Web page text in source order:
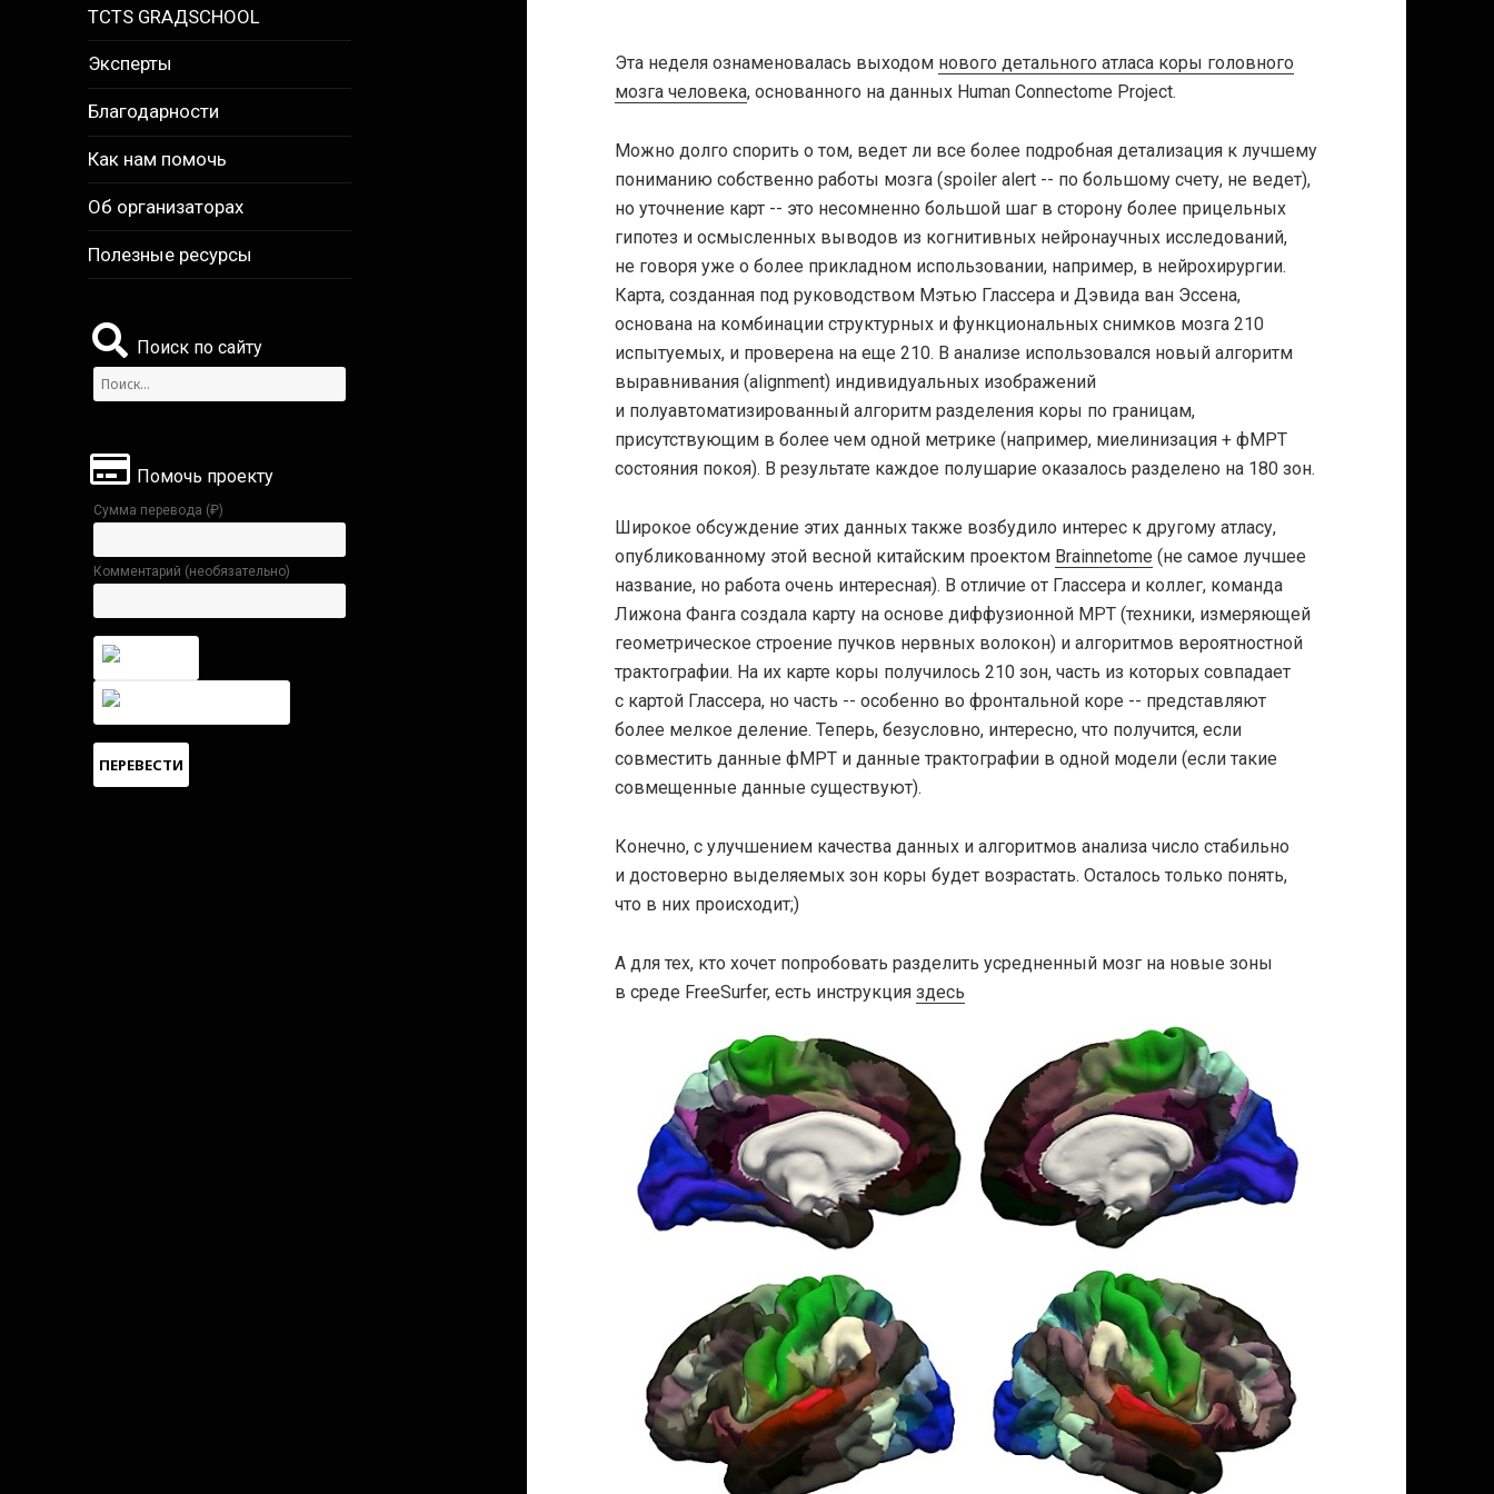
TCTS GRАДSCHOOL
Эксперты
Благодарности
Как нам помочь
Об организаторах
Полезные ресурсы
Поиск по сайту
Найти:
Помочь проекту
Сумма перевода (₽)
Комментарий (необязательно)
Эта неделя ознаменовалась выходом нового детального атласа коры головного
мозга человека, основанного на данных Human Connectome Project.
Можно долго спорить о том, ведет ли все более подробная детализация к лучшему
пониманию собственно работы мозга (spoiler alert -- по большому счету, не ведет),
но уточнение карт -- это несомненно большой шаг в сторону более прицельных
гипотез и осмысленных выводов из когнитивных нейронаучных исследований,
не говоря уже о более прикладном использовании, например, в нейрохирургии.
Карта, созданная под руководством Мэтью Глассера и Дэвида ван Эссена,
основана на комбинации структурных и функциональных снимков мозга 210
испытуемых, и проверена на еще 210. В анализе использовался новый алгоритм
выравнивания (alignment) индивидуальных изображений
и полуавтоматизированный алгоритм разделения коры по границам,
присутствующим в более чем одной метрике (например, миелинизация + фМРТ
состояния покоя). В результате каждое полушарие оказалось разделено на 180 зон.
Широкое обсуждение этих данных также возбудило интерес к другому атласу,
опубликованному этой весной китайским проектом Brainnetome (не самое лучшее
название, но работа очень интересная). В отличие от Глассера и коллег, команда
Лижона Фанга создала карту на основе диффузионной МРТ (техники, измеряющей
геометрическое строение пучков нервных волокон) и алгоритмов вероятностной
трактографии. На их карте коры получилось 210 зон, часть из которых совпадает
с картой Глассера, но часть -- особенно во фронтальной коре -- представляют
более мелкое деление. Теперь, безусловно, интересно, что получится, если
совместить данные фМРТ и данные трактографии в одной модели (если такие
совмещенные данные существуют).
Конечно, с улучшением качества данных и алгоритмов анализа число стабильно
и достоверно выделяемых зон коры будет возрастать. Осталось только понять,
что в них происходит;)
А для тех, кто хочет попробовать разделить усредненный мозг на новые зоны
в среде FreeSurfer, есть инструкцияздесь